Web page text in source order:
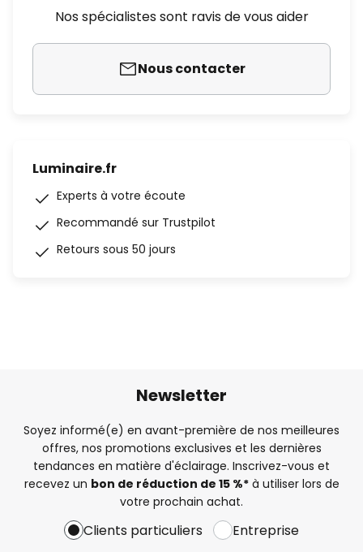
Nos spécialistes sont ravis de vous aider
Nous contacter
Luminaire.fr
Experts à votre écoute
Recommandé sur Trustpilot
Retours sous 50 jours
Newsletter
Soyez informé(e) en avant-première de nos meilleures
offres, nos promotions exclusives et les dernières
tendances en matière d'éclairage. Inscrivez-vous et
recevez un bon de réduction de 15 %*à utiliser lors de
votre prochain achat.
Clients particuliers Entreprise